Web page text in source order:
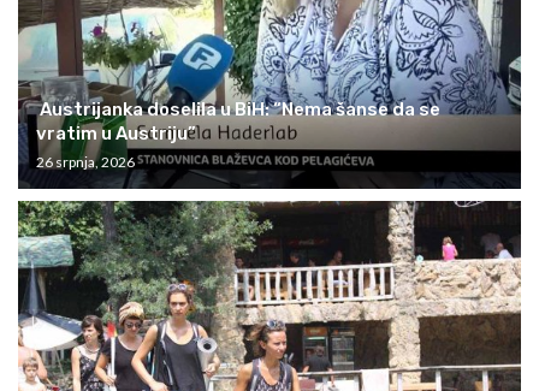
Austrijanka doselila u BiH: “Nema šanse da se
vratim u Austriju”
26 srpnja, 2026